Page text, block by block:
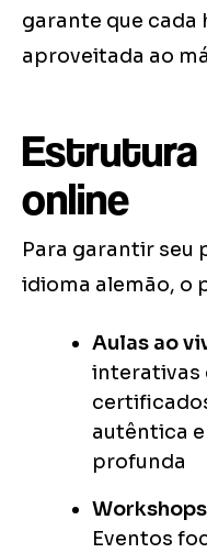
garante que cada
aproveitada ao
online
Para garantir seu
idioma alemão, o
Aulas ao
interativas
autêntica
profunda
Eventos